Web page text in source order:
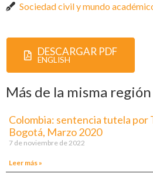
Sociedad civil y mundo
DESCARGAR PDF
ENGLISH
Más de la misma región
Colombia: sentencia tutela por
Bogotá, Marzo 2020
7 de noviembre de 2022
Leer más »